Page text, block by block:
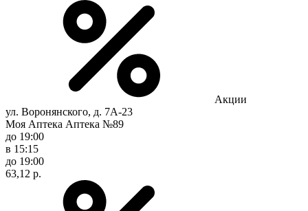
Акции
ул. Воронянского, д. 7А-23
Моя Аптека Аптека №89
до 19:00
в 15:15
до 19:00
63,12 р.